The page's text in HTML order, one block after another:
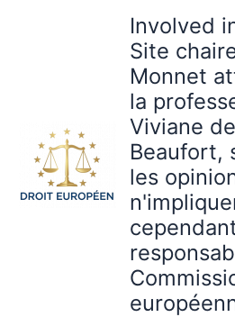
Involved
Site
Monnet
la
Viviane de
Beaufort,
les